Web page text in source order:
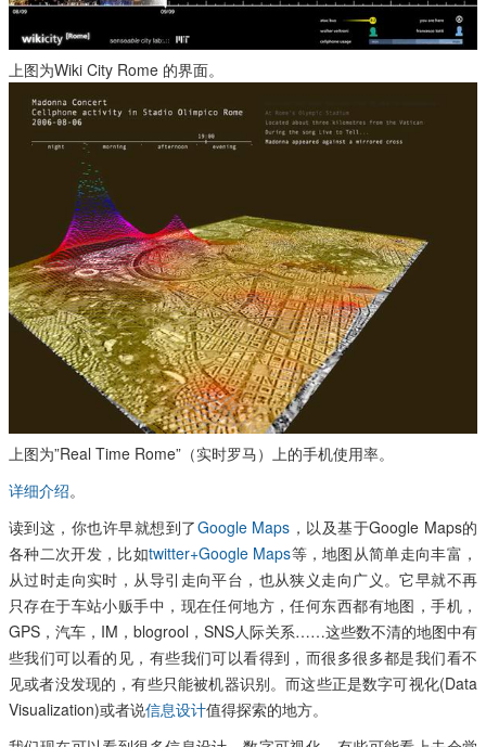
上图为Wiki City Rome 的界面。
上图为”Real Time Rome”（实时罗马）上的手机使用率。
详细介绍。
读到这，你也许早就想到了Google Maps ，以及基于Google Maps的
各种二次开发，比如twitter+Google Maps等，地图从简单走向丰富，
从过时走向实时，从导引走向平台，也从狭义走向广义。它早就不再
只存在于车站小贩手中，现在任何地方，任何东西都有地图，手机，
GPS，汽车，IM，blogrool，SNS人际关系……这些数不清的地图中有
些我们可以看的见，有些我们可以看得到，而很多很多都是我们看不
见或者没发现的，有些只能被机器识别。而这些正是数字可视化(Data
Visualization)或者说信息设计值得探索的地方。